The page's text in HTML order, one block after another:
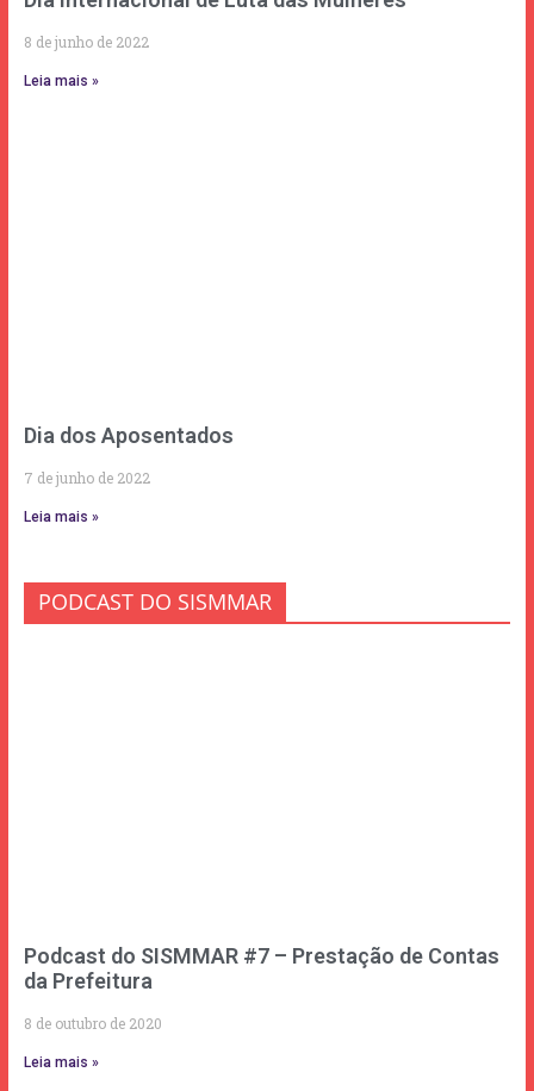
8 de junho de 2022
Leia mais »
Dia dos Aposentados
7 de junho de 2022
Leia mais »
PODCAST DO SISMMAR
Podcast do SISMMAR #7 – Prestação de Contas
da Prefeitura
8 de outubro de 2020
Leia mais »